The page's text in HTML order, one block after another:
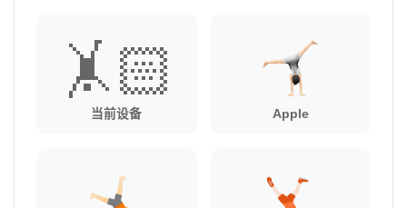
🤸🏻
当前设备 Apple